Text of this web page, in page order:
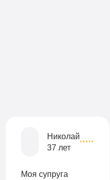
Николай
37 лет
Моя супруга